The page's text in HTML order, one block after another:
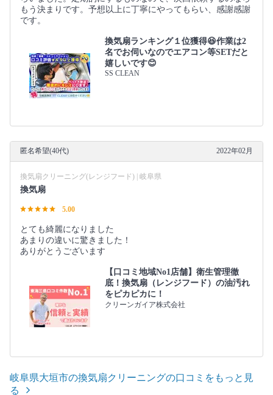
もう決まりです。予想以上に丁寧にやってもらい、感謝感謝
です。
換気扇ランキング１位獲得😆作業は2
名でお伺いなのでエアコン等SETだと
嬉しいです😊
SS CLEAN
匿名希望(40代) 2022年02月
換気扇クリーニング(レンジフード) | 岐阜県
換気扇
5.00
とても綺麗になりました
あまりの違いに驚きました！
ありがとうございます
【口コミ地域No1店舗】衛生管理徹
底！換気扇（レンジフード）の油汚れ
をピカピカに！
クリーンガイア株式会社
岐阜県大垣市の換気扇クリーニングの口コミをもっと見
る